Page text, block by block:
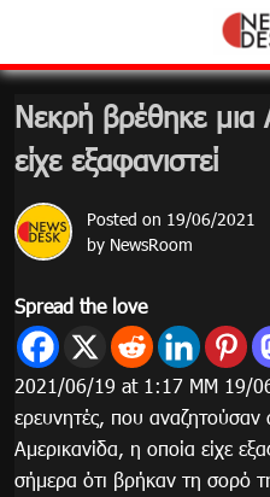
content
Νεκρή βρέθηκε μια
είχε εξαφανιστεί
Posted on 19/06/2021
by NewsRoom
Spread the love
2021/06/19 at 1:17 ΜΜ 19/
ερευνητές, που αναζητούσαν
Αμερικανίδα, η οποία είχε
σήμερα ότι βρήκαν τη σορό